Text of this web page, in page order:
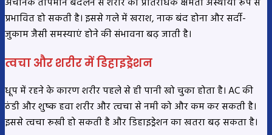
प्रभावित हो सकती है। इससे गले में खराश, नाक बंद होना और सर्दी-
जुकाम जैसी समस्याएं होने की संभावना बढ़ जाती है।
त्वचा और शरीर में डिहाइड्रेशन
धूप में रहने के कारण शरीर पहले से ही पानी खो चुका होता है। AC की
ठंडी और शुष्क हवा शरीर और त्वचा से नमी को और कम कर सकती है।
इससे त्वचा रूखी हो सकती है और डिहाइड्रेशन का खतरा बढ़ सकता है।